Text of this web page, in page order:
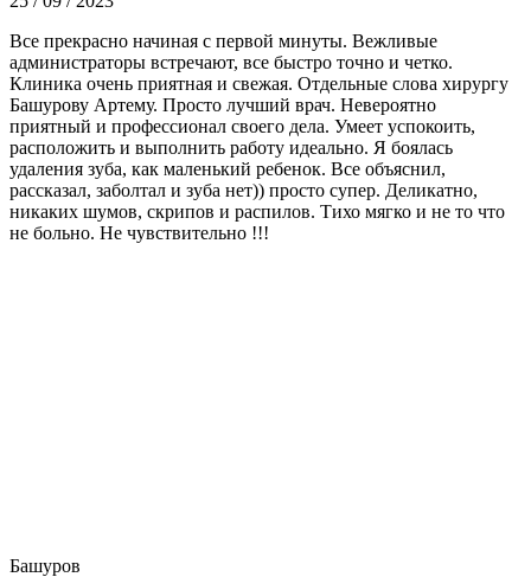
Все прекрасно начиная с первой минуты. Вежливые
администраторы встречают, все быстро точно и четко.
Клиника очень приятная и свежая. Отдельные слова хирургу
Башурову Артему. Просто лучший врач. Невероятно
приятный и профессионал своего дела. Умеет успокоить,
расположить и выполнить работу идеально. Я боялась
удаления зуба, как маленький ребенок. Все объяснил,
рассказал, заболтал и зуба нет)) просто супер. Деликатно,
никаких шумов, скрипов и распилов. Тихо мягко и не то что
не больно. Не чувствительно !!!
Башуров